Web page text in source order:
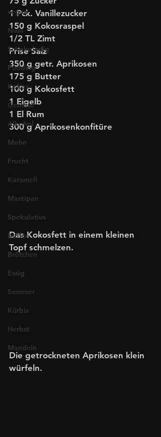
vegan
Nuss
Schokoladig
Pudding
Kokos
Gemüse
Alkohol
Mohn
Frucht
Karamell
Marzipan
Spekulatius
Kaffee
Brötchen
Essig
Sommer
Kürbis
Herbst
Mandeln
1 Pck. Vanillezucker
150 g Kokosraspel
1/2 TL Zimt
Prise Salz
350 g getr. Aprikosen
175 g Butter
100 g Kokosfett
1 Eigelb
1 El Rum
300 g Aprikosenkonfitüre
Das Kokosfett in einem kleinen
Topf schmelzen.
Die getrockneten Aprikosen klein
würfeln.